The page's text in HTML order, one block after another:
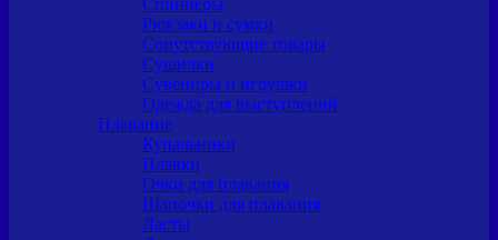
Спиннеры
Рюкзаки и сумки
Сопутствующие товары
Сушилки
Сувениры и игрушки
Одежда для выступлений
Плавание
Купальники
Плавки
Очки для плавания
Шапочки для плавания
Ласты